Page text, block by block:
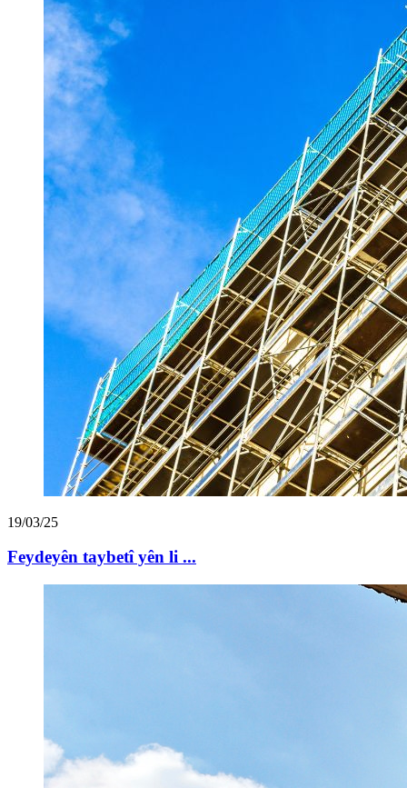
19/03/25
Feydeyên taybetî yên li ...